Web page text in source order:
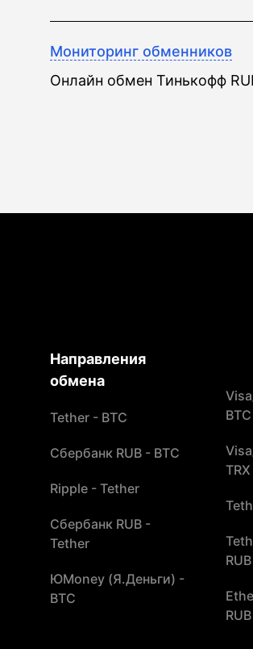
Мониторинг обменников
Онлайн обмен Тинькофф
Направления
обмена
Tether - BTC
Сбербанк RUB - BTC
Ripple - Tether
Сбербанк RUB -
Tether
ЮMoney (Я.Деньги) -
BTC
BTC
TRX
RUB
RUB